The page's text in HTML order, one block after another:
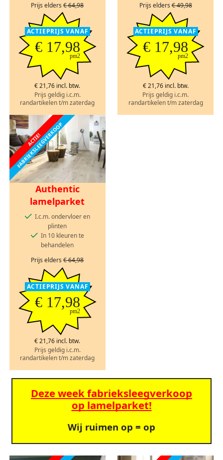
Prijs elders€ 64,98
ACTIEPRIJS VANAF
€ 17,98
pm2
€ 21,76 incl. btw.
Prijs geldig i.c.m.
randartikelen t/m zaterdag
Prijs elders€ 49,98
ACTIEPRIJS VANAF
€ 17,98
pm2
€ 21,76 incl. btw.
Prijs geldig i.c.m.
randartikelen t/m zaterdag
ACTIE!
FABRIEKSLEEGVERKOOP
Authentic
lamelparket
I.c.m. ondervloer en
plinten
In 10 kleuren te
behandelen
Prijs elders€ 64,98
ACTIEPRIJS VANAF
€ 17,98
pm2
€ 21,76 incl. btw.
Prijs geldig i.c.m.
randartikelen t/m zaterdag
Deze week fabrieksleegverkoop
op lamelparket!
Wij ruimen op = op